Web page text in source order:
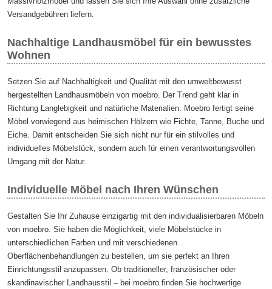
Versandgebühren liefern.
Nachhaltige Landhausmöbel für ein bewusstes
Wohnen
Setzen Sie auf Nachhaltigkeit und Qualität mit den umweltbewusst
hergestellten Landhausmöbeln von moebro. Der Trend geht klar in
Richtung Langlebigkeit und natürliche Materialien. Moebro fertigt seine
Möbel vorwiegend aus heimischen Hölzern wie Fichte, Tanne, Buche und
Eiche. Damit entscheiden Sie sich nicht nur für ein stilvolles und
individuelles Möbelstück, sondern auch für einen verantwortungsvollen
Umgang mit der Natur.
Individuelle Möbel nach Ihren Wünschen
Gestalten Sie Ihr Zuhause einzigartig mit den individualisierbaren Möbeln
von moebro. Sie haben die Möglichkeit, viele Möbelstücke in
unterschiedlichen Farben und mit verschiedenen
Oberflächenbehandlungen zu bestellen, um sie perfekt an Ihren
Einrichtungsstil anzupassen. Ob traditioneller, französischer oder
skandinavischer Landhausstil – bei moebro finden Sie hochwertige